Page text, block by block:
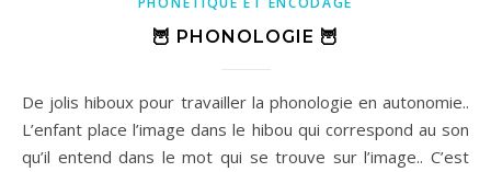
🦉 PHONOLOGIE 🦉
De jolis hiboux pour travailler la phonologie en autonomie..
L’enfant place l’image dans le hibou qui correspond au son
qu’il entend dans le mot qui se trouve sur l’image.. C’est